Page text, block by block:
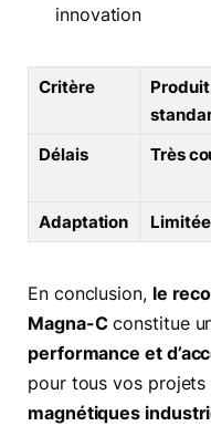
innovation
Critère
Produit
Délais Très
Adaptation
Limitée
En conclusion, le
Magna-Cconstitue
performance et
pour tous vos
magnétiques